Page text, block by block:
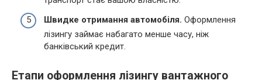
Швидке отримання автомобіля. Оформлення
лізингу займає набагато менше часу, ніж
банківський кредит.
Етапи оформлення лізингу вантажного